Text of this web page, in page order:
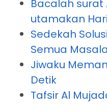
Bacalah surat
utamakan
Sedekah
Semua
Jiwaku
Detik
Tafsir Al